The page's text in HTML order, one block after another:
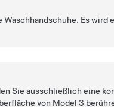
Es
Sie ausschließlich eine
von Model 3